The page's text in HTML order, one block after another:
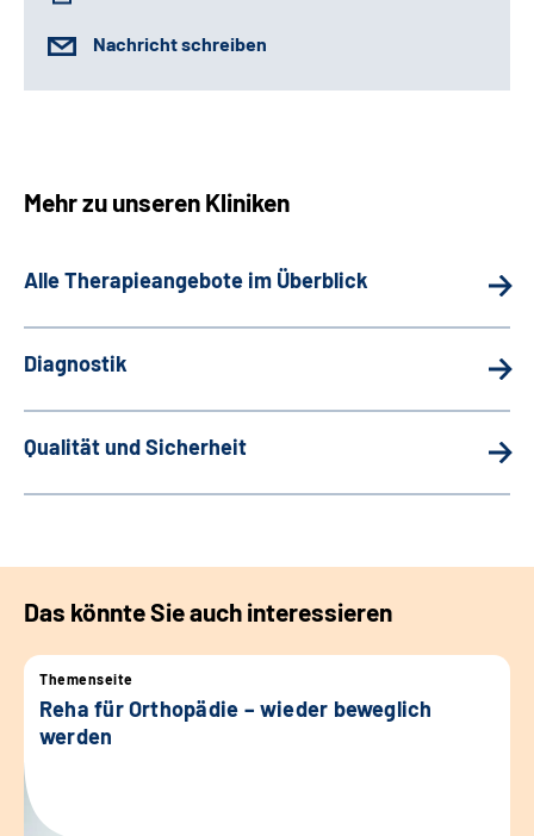
Nachricht schreiben
Mehr zu unseren Kliniken
Alle Therapieangebote im Überblick
Diagnostik
Qualität und Sicherheit
Das könnte Sie auch interessieren
Themenseite
Reha für Orthopädie – wieder beweglich
werden